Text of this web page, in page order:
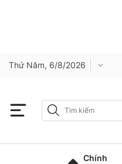
Thứ Năm, 6/8/2026
Chính